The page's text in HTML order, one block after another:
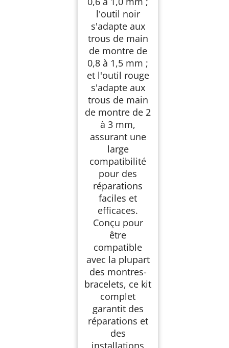
l'outil noir
s'adapte aux
trous de main
de montre de
0,8 à 1,5 mm ;
et l'outil rouge
s'adapte aux
trous de main
de montre de 2
à 3 mm,
assurant une
large
compatibilité
pour des
réparations
faciles et
efficaces.
Conçu pour
être
compatible
avec la plupart
des montres-
bracelets, ce kit
complet
garantit des
réparations et
des
installations